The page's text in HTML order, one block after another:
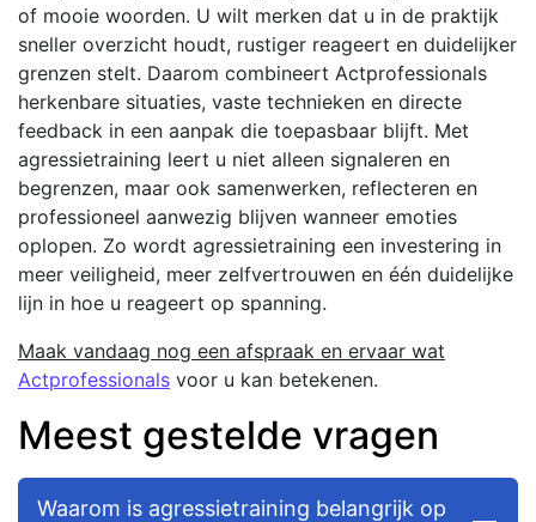
of mooie woorden. U wilt merken dat u in de praktijk
sneller overzicht houdt, rustiger reageert en duidelijker
grenzen stelt. Daarom combineert Actprofessionals
herkenbare situaties, vaste technieken en directe
feedback in een aanpak die toepasbaar blijft. Met
agressietraining leert u niet alleen signaleren en
begrenzen, maar ook samenwerken, reflecteren en
professioneel aanwezig blijven wanneer emoties
oplopen. Zo wordt agressietraining een investering in
meer veiligheid, meer zelfvertrouwen en één duidelijke
lijn in hoe u reageert op spanning.
Maak vandaag nog een afspraak en ervaar wat
Actprofessionals voor u kan betekenen.
Meest gestelde vragen
Waarom is agressietraining belangrijk op